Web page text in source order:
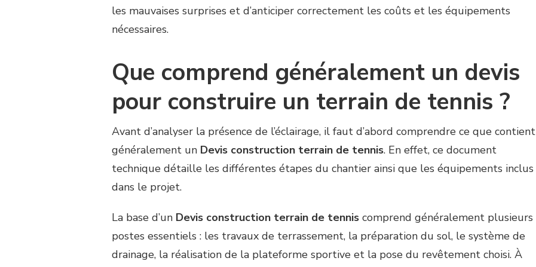
les mauvaises surprises et d’anticiper correctement les coûts et les équipements
nécessaires.
Que comprend généralement un devis
pour construire un terrain de tennis ?
Avant d’analyser la présence de l’éclairage, il faut d’abord comprendre ce que contient
généralement un Devis construction terrain de tennis. En effet, ce document
technique détaille les différentes étapes du chantier ainsi que les équipements inclus
dans le projet.
La base d’un Devis construction terrain de tennis comprend généralement plusieurs
postes essentiels : les travaux de terrassement, la préparation du sol, le système de
drainage, la réalisation de la plateforme sportive et la pose du revêtement choisi. À